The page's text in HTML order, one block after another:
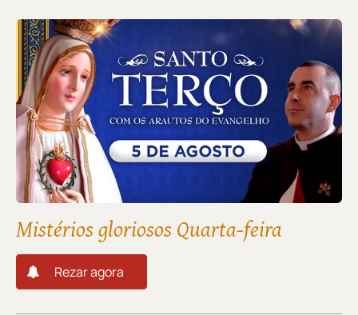
Mistérios gloriosos Quarta-feira
Rezar agora